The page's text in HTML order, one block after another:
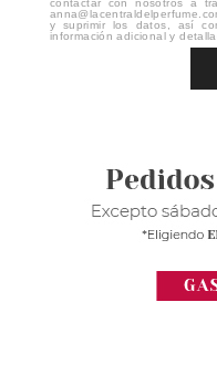
contactar con nosotros a
y suprimir los datos, así
información adicional y